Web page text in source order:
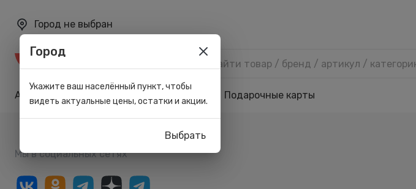
Город не выбран
Акции Карта лояльности Подарочные карты
Мы в социальных сетях
Город
Укажите ваш населённый пункт, чтобы
видеть актуальные цены, остатки и акции.
Выбрать